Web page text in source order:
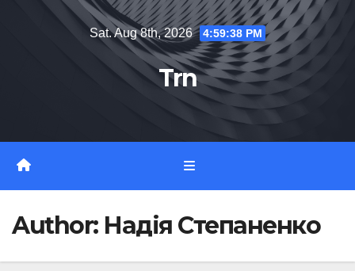
Sat. Aug 8th, 2026 4:59:40 PM
Trn
Author: Надія Степаненко